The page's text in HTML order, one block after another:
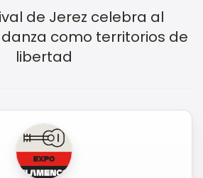
de Jerez celebra al
como territorios de
libertad